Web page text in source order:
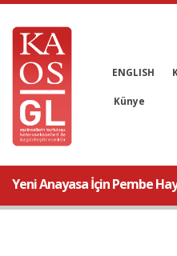
ENGLISH
Künye
Yeni Anayasa İçin Pembe